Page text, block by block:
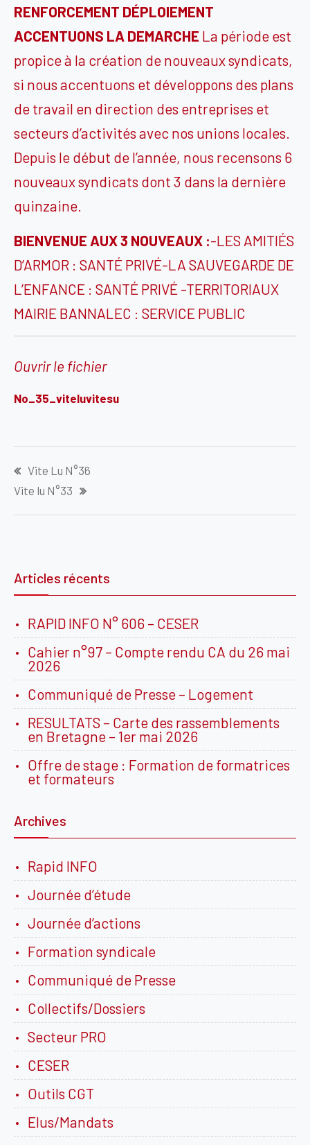
RENFORCEMENT DÉPLOIEMENT
ACCENTUONS LA DEMARCHE La période est
propice à la création de nouveaux syndicats,
si nous accentuons et développons des plans
de travail en direction des entreprises et
secteurs d’activités avec nos unions locales.
Depuis le début de l’année, nous recensons 6
nouveaux syndicats dont 3 dans la dernière
quinzaine.
BIENVENUE AUX 3 NOUVEAUX :-LES AMITIÉS
D’ARMOR : SANTÉ PRIVÉ-LA SAUVEGARDE DE
L’ENFANCE : SANTÉ PRIVÉ -TERRITORIAUX
MAIRIE BANNALEC : SERVICE PUBLIC
Ouvrir le fichier
No_35_viteluvitesu
Vite Lu N°36
Vite lu N°33
Articles récents
RAPID INFO N° 606 – CESER
Cahier n°97 – Compte rendu CA du 26 mai
2026
Communiqué de Presse – Logement
RESULTATS – Carte des rassemblements
en Bretagne – 1er mai 2026
Offre de stage : Formation de formatrices
et formateurs
Archives
Rapid INFO
Journée d’étude
Journée d’actions
Formation syndicale
Communiqué de Presse
Collectifs/Dossiers
Secteur PRO
CESER
Outils CGT
Elus/Mandats